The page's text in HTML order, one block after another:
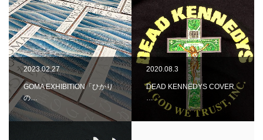
2023.02.27
GOMA EXHIBITION「ひかり
の…
2020.08.3
DEAD KENNEDYS COVER
…